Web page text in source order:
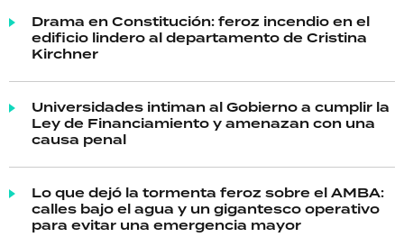
Drama en Constitución: feroz incendio en el
edificio lindero al departamento de Cristina
Kirchner
Universidades intiman al Gobierno a cumplir la
Ley de Financiamiento y amenazan con una
causa penal
Lo que dejó la tormenta feroz sobre el AMBA:
calles bajo el agua y un gigantesco operativo
para evitar una emergencia mayor